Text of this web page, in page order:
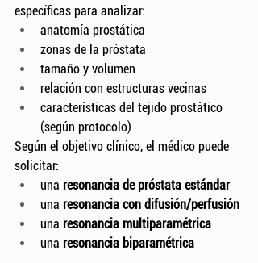
específicas para analizar:
anatomía prostática
zonas de la próstata
tamaño y volumen
relación con estructuras vecinas
características del tejido prostático
(según protocolo)
Según el objetivo clínico, el médico puede
solicitar:
una resonancia de próstata estándar
una resonancia con difusión/perfusión
una resonancia multiparamétrica
una resonancia biparamétrica